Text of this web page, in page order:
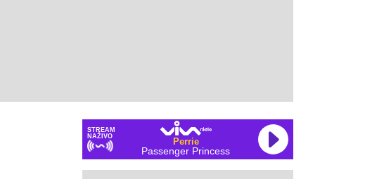
STREAM
NAŽIVO
Perrie
Passenger Princess